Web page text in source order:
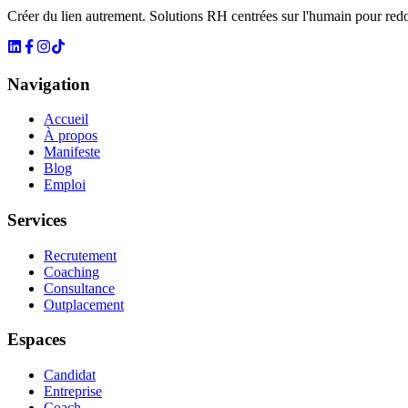
Créer du lien autrement. Solutions RH centrées sur l'humain pour
Navigation
Accueil
À propos
Manifeste
Blog
Emploi
Services
Recrutement
Coaching
Consultance
Outplacement
Espaces
Candidat
Entreprise